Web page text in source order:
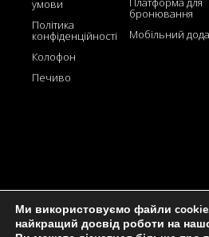
умови
Політика
конфіденційності
Колофон
Печиво
бронювання
Мобільний
Ми використовуємо файли
найкращий досвід роботи на